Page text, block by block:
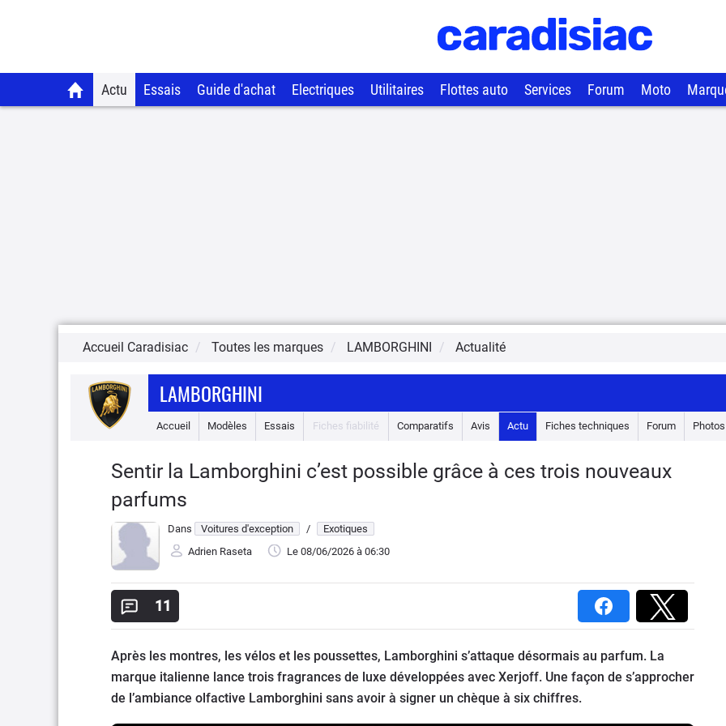
Actu Essais Guide d'achat Electriques Utilitaires Flottes auto Services Forum Moto
Accueil Caradisiac Toutes les marques LAMBORGHINI Actualité
LAMBORGHINI
Accueil Modèles Essais Fiches fiabilité Comparatifs Avis Actu Fiches techniques Forum Photos
Sentir la Lamborghini c’est possible grâce à ces trois nouveaux
parfums
Dans Voitures d'exception /
Exotiques
Adrien Raseta
Le 08/06/2026 à 06:30
11
Après les montres, les vélos et les poussettes, Lamborghini s’attaque désormais au parfum. La
marque italienne lance trois fragrances de luxe développées avec Xerjoff. Une façon de s’approcher
de l’ambiance olfactive Lamborghini sans avoir à signer un chèque à six chiffres.